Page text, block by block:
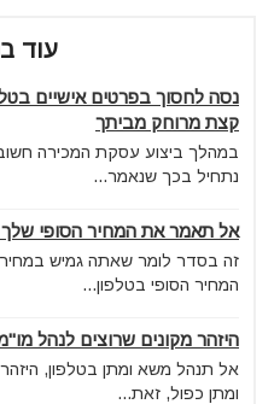
עוד
נסה לחסוך בפרטים אישיים
קצת מרוחק מביתך
במהלך ביצוע עסקת המכירה
נתחיל בכך שנאמר...
אל תאמר את המחיר הסופי שלך
זה בסדר לומר שאתה גמיש
המחיר הסופי בטלפון...
היזהר מקונים שרוצים לנהל
אל תנהל משא ומתן בטלפון,
ומתן כפול, זאת...